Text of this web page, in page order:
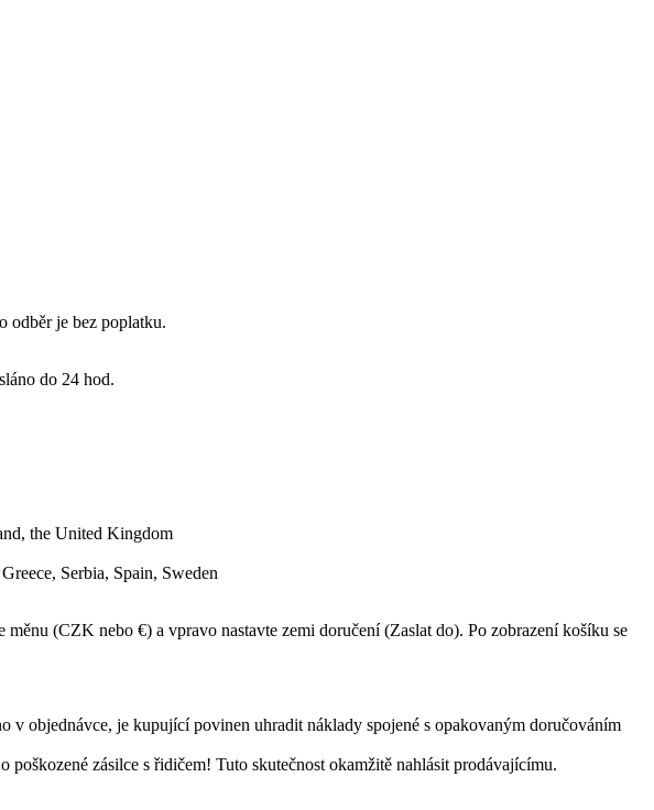
odběr je bez poplatku.
do 24 hod.
the United Kingdom
Serbia, Spain, Sweden
(CZK nebo €) a vpravo nastavte zemi doručení (Zaslat do). Po zobrazení košíku se
objednávce, je kupující povinen uhradit náklady spojené s opakovaným doručováním
zásilce s řidičem! Tuto skutečnost okamžitě nahlásit prodávajícímu.